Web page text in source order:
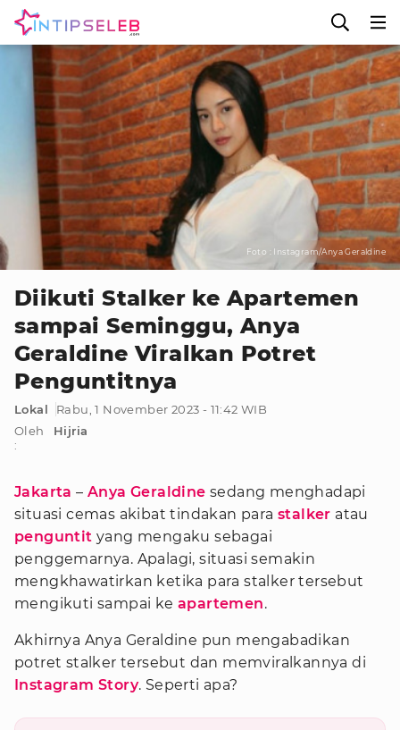
Foto : Instagram/Anya Geraldine
Diikuti Stalker ke Apartemen
sampai Seminggu, Anya
Geraldine Viralkan Potret
Penguntitnya
Lokal
Rabu, 1 November 2023 - 11:42 WIB
Oleh
:
Hijria
Jakarta –Anya Geraldine sedang menghadapi
situasi cemas akibat tindakan para stalker atau
penguntit yang mengaku sebagai
penggemarnya. Apalagi, situasi semakin
mengkhawatirkan ketika para stalker tersebut
mengikuti sampai ke apartemen.
Akhirnya Anya Geraldine pun mengabadikan
potret stalker tersebut dan memviralkannya di
Instagram Story. Seperti apa?